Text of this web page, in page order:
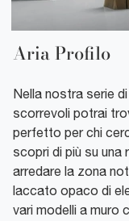
Aria Profilo
Nella nostra serie
scorrevoli potrai
perfetto per chi
scopri di più su una
arredare la zona
laccato opaco di
vari modelli a muro